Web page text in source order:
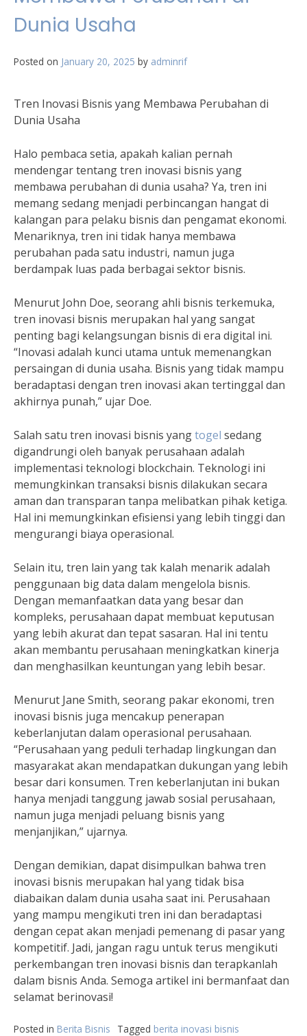
Dunia Usaha
Posted on January 20, 2025 by adminrif
Tren Inovasi Bisnis yang Membawa Perubahan di
Dunia Usaha
Halo pembaca setia, apakah kalian pernah
mendengar tentang tren inovasi bisnis yang
membawa perubahan di dunia usaha? Ya, tren ini
memang sedang menjadi perbincangan hangat di
kalangan para pelaku bisnis dan pengamat ekonomi.
Menariknya, tren ini tidak hanya membawa
perubahan pada satu industri, namun juga
berdampak luas pada berbagai sektor bisnis.
Menurut John Doe, seorang ahli bisnis terkemuka,
tren inovasi bisnis merupakan hal yang sangat
penting bagi kelangsungan bisnis di era digital ini.
“Inovasi adalah kunci utama untuk memenangkan
persaingan di dunia usaha. Bisnis yang tidak mampu
beradaptasi dengan tren inovasi akan tertinggal dan
akhirnya punah,” ujar Doe.
Salah satu tren inovasi bisnis yangtogel sedang
digandrungi oleh banyak perusahaan adalah
implementasi teknologi blockchain. Teknologi ini
memungkinkan transaksi bisnis dilakukan secara
aman dan transparan tanpa melibatkan pihak ketiga.
Hal ini memungkinkan efisiensi yang lebih tinggi dan
mengurangi biaya operasional.
Selain itu, tren lain yang tak kalah menarik adalah
penggunaan big data dalam mengelola bisnis.
Dengan memanfaatkan data yang besar dan
kompleks, perusahaan dapat membuat keputusan
yang lebih akurat dan tepat sasaran. Hal ini tentu
akan membantu perusahaan meningkatkan kinerja
dan menghasilkan keuntungan yang lebih besar.
Menurut Jane Smith, seorang pakar ekonomi, tren
inovasi bisnis juga mencakup penerapan
keberlanjutan dalam operasional perusahaan.
“Perusahaan yang peduli terhadap lingkungan dan
masyarakat akan mendapatkan dukungan yang lebih
besar dari konsumen. Tren keberlanjutan ini bukan
hanya menjadi tanggung jawab sosial perusahaan,
namun juga menjadi peluang bisnis yang
menjanjikan,” ujarnya.
Dengan demikian, dapat disimpulkan bahwa tren
inovasi bisnis merupakan hal yang tidak bisa
diabaikan dalam dunia usaha saat ini. Perusahaan
yang mampu mengikuti tren ini dan beradaptasi
dengan cepat akan menjadi pemenang di pasar yang
kompetitif. Jadi, jangan ragu untuk terus mengikuti
perkembangan tren inovasi bisnis dan terapkanlah
dalam bisnis Anda. Semoga artikel ini bermanfaat dan
selamat berinovasi!
Posted in Berita Bisnis Tagged berita inovasi bisnis